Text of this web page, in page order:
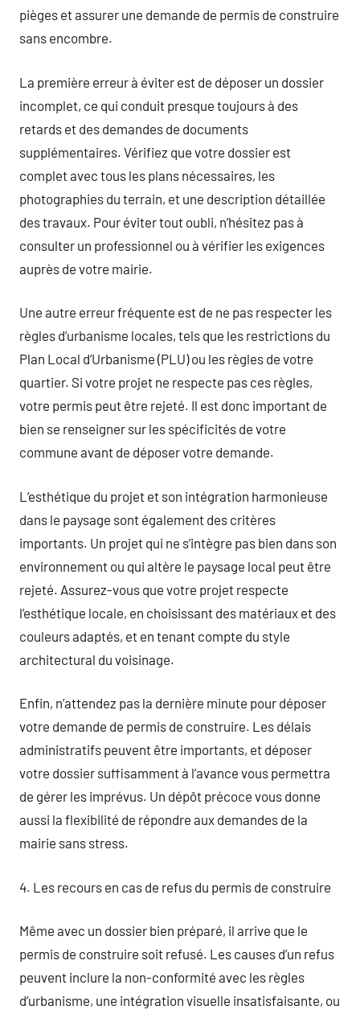
pièges et assurer une demande de permis de construire
sans encombre.
La première erreur à éviter est de déposer un dossier
incomplet, ce qui conduit presque toujours à des
retards et des demandes de documents
supplémentaires. Vérifiez que votre dossier est
complet avec tous les plans nécessaires, les
photographies du terrain, et une description détaillée
des travaux. Pour éviter tout oubli, n’hésitez pas à
consulter un professionnel ou à vérifier les exigences
auprès de votre mairie.
Une autre erreur fréquente est de ne pas respecter les
règles d’urbanisme locales, tels que les restrictions du
Plan Local d’Urbanisme (PLU) ou les règles de votre
quartier. Si votre projet ne respecte pas ces règles,
votre permis peut être rejeté. Il est donc important de
bien se renseigner sur les spécificités de votre
commune avant de déposer votre demande.
L’esthétique du projet et son intégration harmonieuse
dans le paysage sont également des critères
importants. Un projet qui ne s’intègre pas bien dans son
environnement ou qui altère le paysage local peut être
rejeté. Assurez-vous que votre projet respecte
l’esthétique locale, en choisissant des matériaux et des
couleurs adaptés, et en tenant compte du style
architectural du voisinage.
Enfin, n’attendez pas la dernière minute pour déposer
votre demande de permis de construire. Les délais
administratifs peuvent être importants, et déposer
votre dossier suffisamment à l’avance vous permettra
de gérer les imprévus. Un dépôt précoce vous donne
aussi la flexibilité de répondre aux demandes de la
mairie sans stress.
4. Les recours en cas de refus du permis de construire
Même avec un dossier bien préparé, il arrive que le
permis de construire soit refusé. Les causes d’un refus
peuvent inclure la non-conformité avec les règles
d’urbanisme, une intégration visuelle insatisfaisante, ou